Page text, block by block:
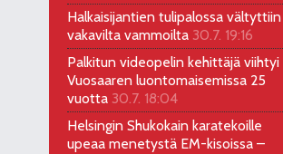
Halkaisijantien tulipalossa vältyttiin
vakavilta vammoilta 30.7. 19:16
Palkitun videopelin kehittäjä viihtyi
Vuosaaren luontomaisemissa 25
vuotta 30.7. 18:04
Helsingin Shukokain karatekoille
upeaa menetystä EM-kisoissa –